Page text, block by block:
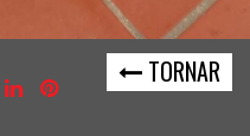
TORNAR